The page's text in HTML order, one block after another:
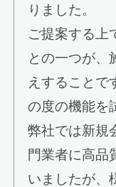
りました。
ご提案する上
との一つが、
えすることで
の度の機能を
弊社では新規
門業者に高品
いましたが、